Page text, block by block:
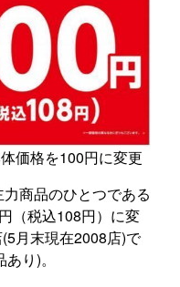
価格を100円に変更
商品のひとつである
（税込108円）に変
月末現在2008店)で
り)。